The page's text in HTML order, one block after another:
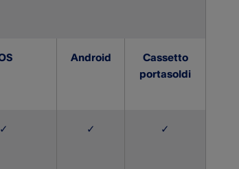
Android
Cassetto
portasoldi
✓ ✓ ✓